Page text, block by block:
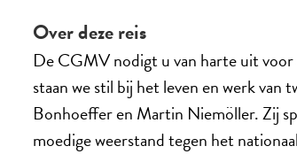
Over deze reis
De CGMV nodigt u van harte uit voor
staan we stil bij het leven en werk
Bonhoeffer en Martin Niemöller. Zij
moedige weerstand tegen het